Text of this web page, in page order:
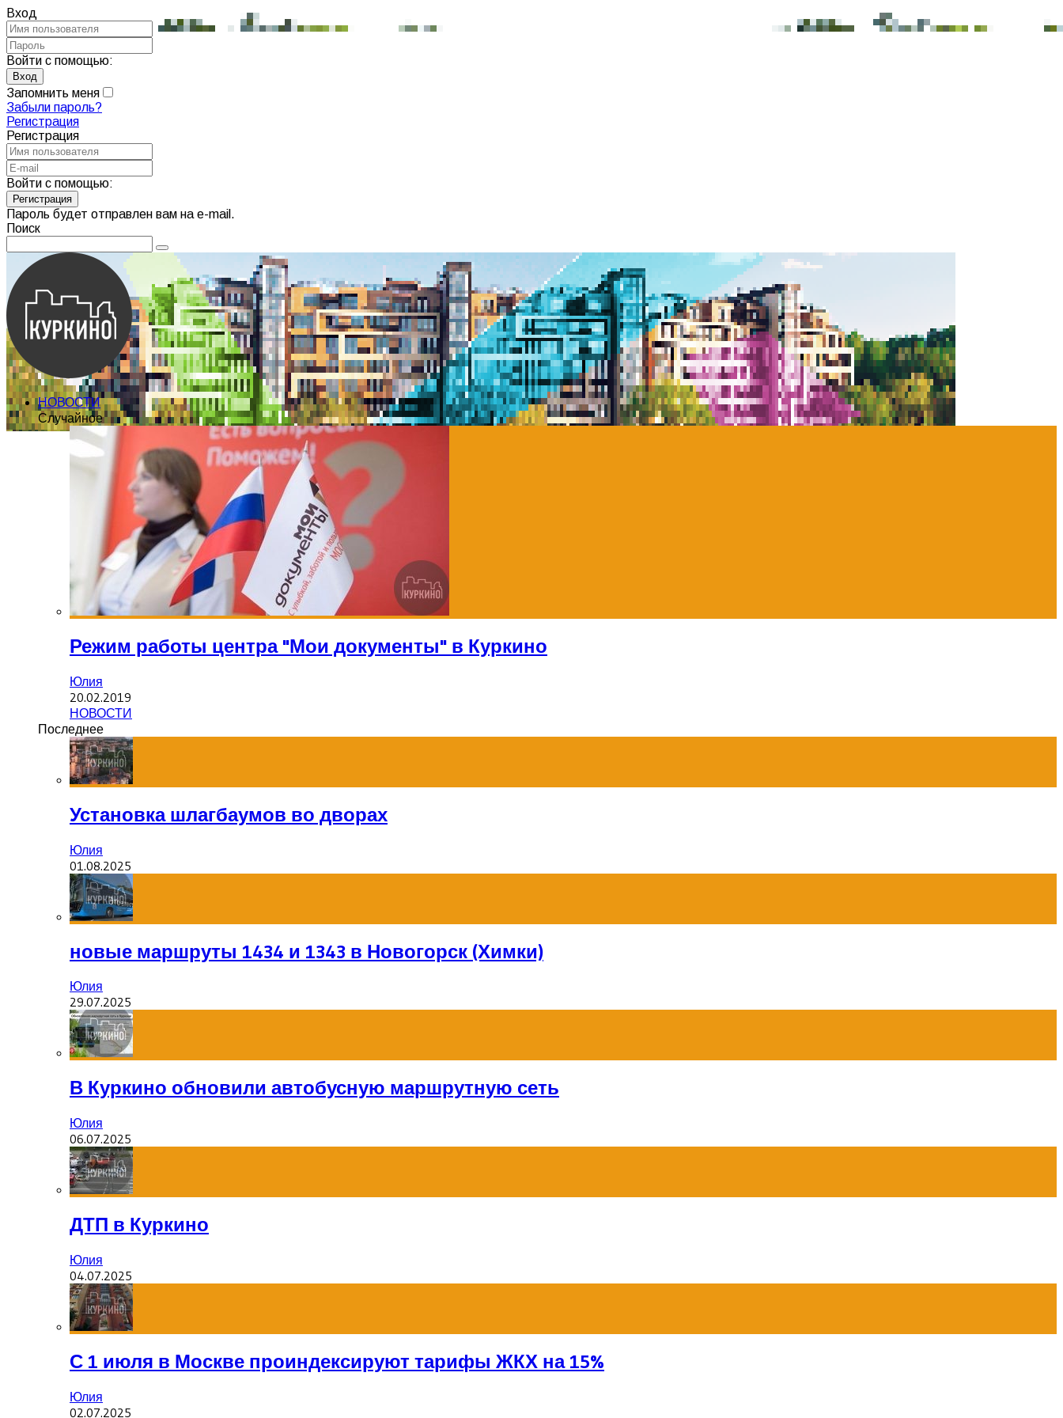
Вход
Войти с помощью:
Запомнить меня
Забыли пароль?
Регистрация
Регистрация
Войти с помощью:
Пароль будет отправлен вам на e-mail.
Поиск
НОВОСТИ
Случайное
Режим работы центра "Мои документы" в Куркино
Юлия
20.02.2019
НОВОСТИ
Последнее
Установка шлагбаумов во дворах
Юлия
01.08.2025
новые маршруты 1434 и 1343 в Новогорск (Химки)
Юлия
29.07.2025
В Куркино обновили автобусную маршрутную сеть
Юлия
06.07.2025
ДТП в Куркино
Юлия
04.07.2025
С 1 июля в Москве проиндексируют тарифы ЖКХ на 15%
Юлия
02.07.2025